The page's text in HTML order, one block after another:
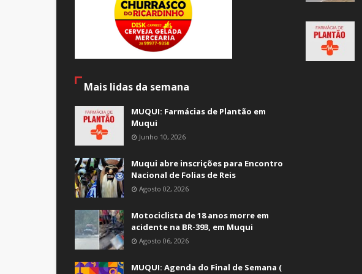
Mais lidas da semana
MUQUI: Farmácias de Plantão em
Muqui
Junho 10, 2026
Muqui abre inscrições para Encontro
Nacional de Folias de Reis
Agosto 02, 2026
Motociclista de 18 anos morre em
acidente na BR-393, em Muqui
Agosto 06, 2026
MUQUI: Agenda do Final de Semana (